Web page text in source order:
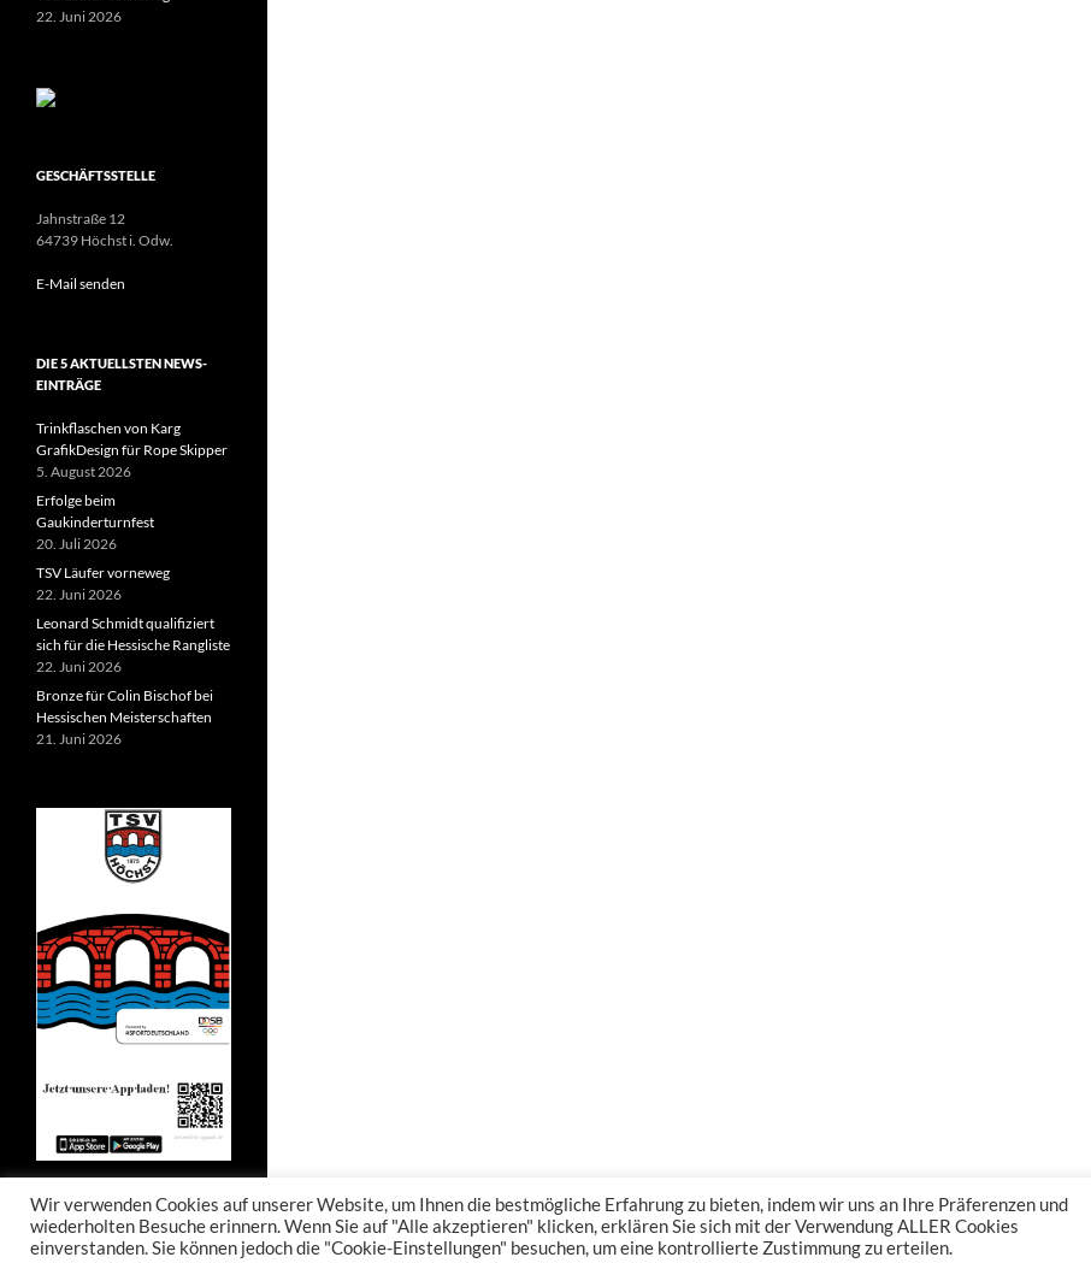
22. Juni 2026
GESCHÄFTSSTELLE
Jahnstraße 12
64739 Höchst i. Odw.
E-Mail senden
DIE 5 AKTUELLSTEN NEWS-
EINTRÄGE
Trinkflaschen von Karg
GrafikDesign für Rope Skipper
5. August 2026
Erfolge beim
Gaukinderturnfest
20. Juli 2026
TSV Läufer vorneweg
22. Juni 2026
Leonard Schmidt qualifiziert
sich für die Hessische Rangliste
22. Juni 2026
Bronze für Colin Bischof bei
Hessischen Meisterschaften
21. Juni 2026
Wir verwenden Cookies auf unserer Website, um Ihnen die bestmögliche Erfahrung zu bieten, indem wir uns an Ihre Präferenzen und
wiederholten Besuche erinnern. Wenn Sie auf "Alle akzeptieren" klicken, erklären Sie sich mit der Verwendung ALLER Cookies
einverstanden. Sie können jedoch die "Cookie-Einstellungen" besuchen, um eine kontrollierte Zustimmung zu erteilen.